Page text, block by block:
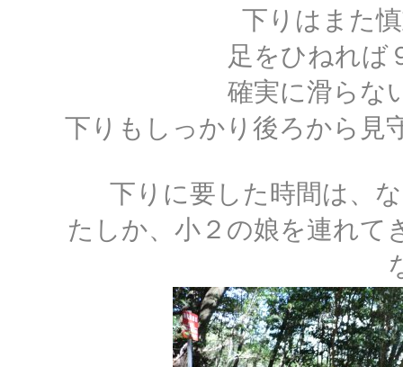
下りはまた
足をひねれば
確実に滑らな
下りもしっかり後ろから見
下りに要した時間は、
たしか、小２の娘を連れて